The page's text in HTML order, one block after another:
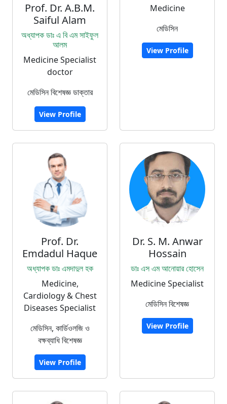
Prof. Dr. A.B.M.
Saiful Alam
অধ্যাপক ডাঃ এ বি এম সাইফুল
আলম
Medicine Specialist
doctor
মেডিসিন বিশেষজ্ঞ ডাক্তার
View Profile
Medicine
মেডিসিন
View Profile
Prof. Dr.
Emdadul Haque
অধ্যাপক ডাঃ এমদাদুল হক
Medicine,
Cardiology & Chest
Diseases Specialist
মেডিসিন, কার্ডিওলজি ও
বক্ষব্যাধি বিশেষজ্ঞ
View Profile
Dr. S. M. Anwar
Hossain
ডাঃ এস এম আনোয়ার হোসেন
Medicine Specialist
মেডিসিন বিশেষজ্ঞ
View Profile